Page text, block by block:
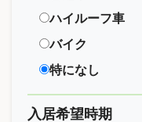
ハイルーフ車
バイク
特になし
入居希望時期